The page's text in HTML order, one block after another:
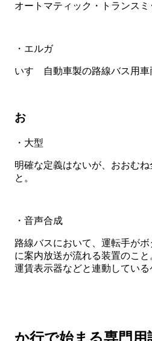
オートマティック・トランスミ
・エルガ
いすゞ自動車製の路線バス用車
お
・大型
明確な定義はないが、おおむね
と。
・音声合成
路線バスにおいて、運転手が
に案内放送が流れる装置のこと
運賃表示器などと連動している